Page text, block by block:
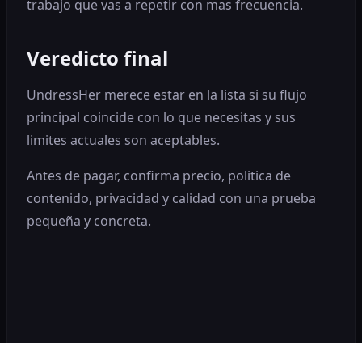
trabajo que vas a repetir con mas frecuencia.
Veredicto final
UndressHer merece estar en la lista si su flujo
principal coincide con lo que necesitas y sus
limites actuales son aceptables.
Antes de pagar, confirma precio, politica de
contenido, privacidad y calidad con una prueba
pequeña y concreta.